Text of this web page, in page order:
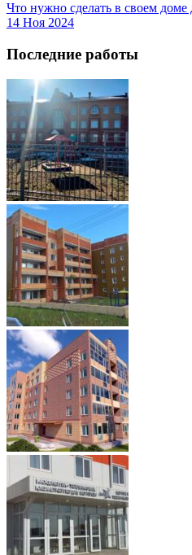
Что нужно сделать в своем доме
14 Ноя 2024
Последние работы